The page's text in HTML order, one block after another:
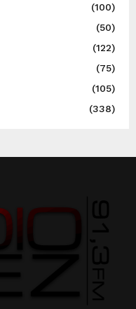
(100)
(50)
(122)
(75)
(105)
(338)